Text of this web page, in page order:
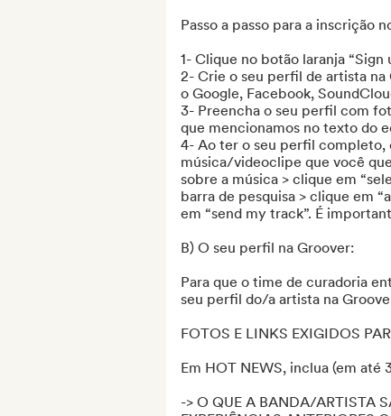
Passo a passo para a inscrição
1- Clique no botão laranja “Sign
2- Crie o seu perfil de artista
o Google, Facebook,
3- Preencha o seu perfil com
que mencionamos no texto do
4- Ao ter o seu perfil completo,
música/videoclipe que você
sobre a música > clique em
barra de pesquisa > clique em
em “send my track”. É
B) O seu perfil na Groover:
Para que o time de curadoria
seu perfil do/a artista na
FOTOS E LINKS EXIGIDOS
Em HOT NEWS, inclua (em até
-> O QUE A BANDA/ARTISTA